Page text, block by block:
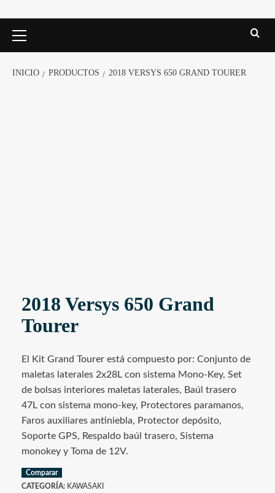
INICIO PRODUCTOS 2018 VERSYS 650 GRAND TOURER
2018 Versys 650 Grand
Tourer
El Kit Grand Tourer está compuesto por: Conjunto de
maletas laterales 2x28L con sistema Mono-Key, Set
de bolsas interiores maletas laterales, Baúl trasero
47L con sistema mono-key, Protectores paramanos,
Faros auxiliares antiniebla, Protector depósito,
Soporte GPS, Respaldo baúl trasero, Sistema
monokey y Toma de 12V.
Comparar
CATEGORÍA: KAWASAKI